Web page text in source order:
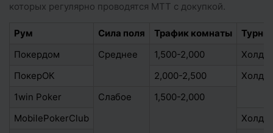
которых регулярно проводятся МТТ с докупкой.
Рум Сила поля Трафик комнаты
Покердом
Среднее 1,500-2,000
ПокерОК
2,000-2,500
1win Poker
Слабое
1,500-2,000
MobilePokerClub